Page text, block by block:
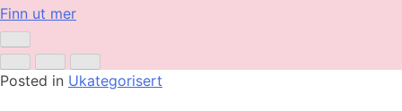
Finn ut mer
Posted in Ukategorisert